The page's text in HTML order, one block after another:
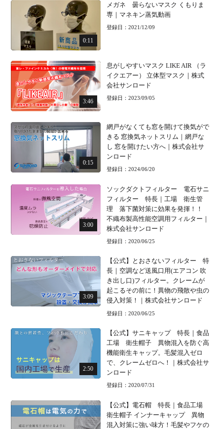
0:11
メガネ 曇らないマスク くもりま
専｜マネキン蒸気動画
登録日：2021/12/09
3:46
息がしやすいマスク LIKE AIR （ラ
イクエアー） 立体型マスク｜株式
会社サンロード
登録日：2023/09/05
0:15
網戸がなくても窓を開けて換気がで
きる 窓換気ネットスリム｜網戸な
し 窓を開けたい方へ｜株式会社サ
ンロード
登録日：2024/06/20
3:00
ソックダクトフィルター 電石サニ
フィルター 特長｜工場 衛生管
理 落下菌対策に効果を発揮！！
不織布製高性能空調用フィルター｜
株式会社サンロード
登録日：2020/06/25
3:09
【公式】とおさないフィルター 特
長｜空調など送風口用(エアコン 吹
き出し口)フィルター。クレームが
起こるその前に！異物の飛散や虫の
侵入対策！｜株式会社サンロード
登録日：2020/06/25
2:50
【公式】サニキャップ 特長｜食品
工場 衛生帽子 異物混入を防ぐ高
機能衛生キャップ。毛髪混入ゼロ
で、クレームゼロへ！｜株式会社サ
ンロード
登録日：2020/07/31
【公式】電石帽 特長｜食品工場
衛生帽子 インナーキャップ 異物
混入対策に強い味方！毛髪やフケの